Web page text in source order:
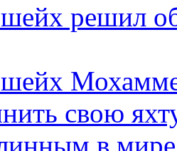
решил
свою
в